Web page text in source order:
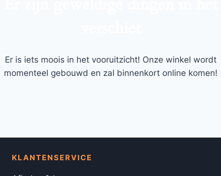
Er is iets moois in het vooruitzicht! Onze winkel wordt
momenteel gebouwd en zal binnenkort online komen!
KLANTENSERVICE